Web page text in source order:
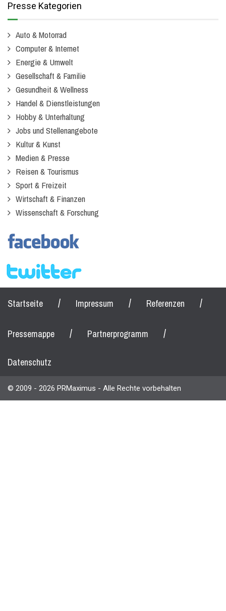
Presse Kategorien
Auto & Motorrad
Computer & Internet
Energie & Umwelt
Gesellschaft & Familie
Gesundheit & Wellness
Handel & Dienstleistungen
Hobby & Unterhaltung
Jobs und Stellenangebote
Kultur & Kunst
Medien & Presse
Reisen & Tourismus
Sport & Freizeit
Wirtschaft & Finanzen
Wissenschaft & Forschung
Startseite / Impressum / Referenzen /
Pressemappe / Partnerprogramm /
Datenschutz
© 2009 - 2026 PRMaximus - Alle Rechte vorbehalten